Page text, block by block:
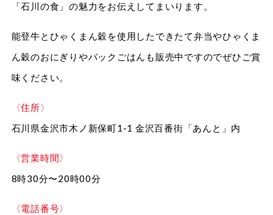
「石川の食」の魅力をお伝えしてまいります。
能登牛とひゃくまん穀を使用したできたて弁当やひゃくま
ん穀のおにぎりやパックごはんも販売中ですのでぜひご賞
味ください。
〈住所〉
石川県金沢市木ノ新保町1-1 金沢百番街「あんと」内
〈営業時間〉
8時30分〜20時00分
〈電話番号〉